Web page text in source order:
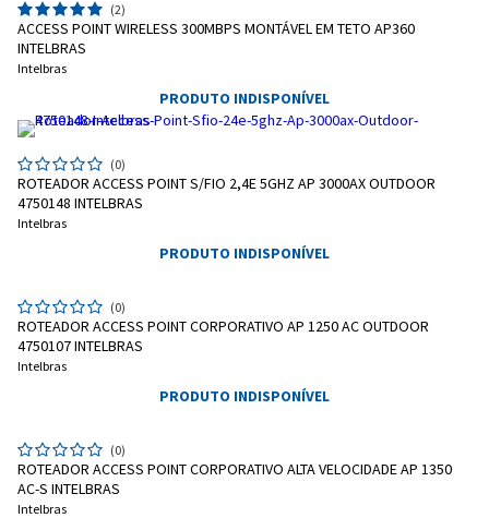
(2)
ACCESS POINT WIRELESS 300MBPS MONTÁVEL EM TETO AP360
INTELBRAS
Intelbras
PRODUTO INDISPONÍVEL
(0)
ROTEADOR ACCESS POINT S/FIO 2,4E 5GHZ AP 3000AX OUTDOOR
4750148 INTELBRAS
Intelbras
PRODUTO INDISPONÍVEL
(0)
ROTEADOR ACCESS POINT CORPORATIVO AP 1250 AC OUTDOOR
4750107 INTELBRAS
Intelbras
PRODUTO INDISPONÍVEL
(0)
ROTEADOR ACCESS POINT CORPORATIVO ALTA VELOCIDADE AP 1350
AC-S INTELBRAS
Intelbras